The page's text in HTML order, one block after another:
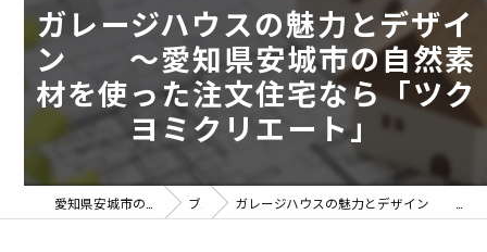
ガレージハウスの魅力とデザイ
ン ～愛知県安城市の自然素
材を使った注文住宅なら「ツク
ヨミクリエート」
ブログ ガレージハウスの魅力とデザイン ～愛知県安城市の自然素材を使った注文住宅なら「ツクヨミクリエート」